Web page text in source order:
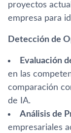
proyectos
empresa para
Detección de
Evaluación
en las
comparación
de IA.
Análisis de
empresariales